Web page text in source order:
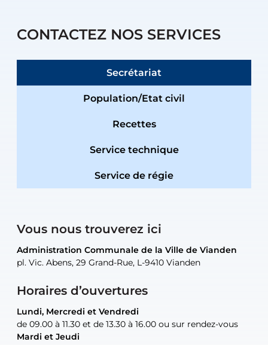
CONTACTEZ NOS SERVICES
Secrétariat
Population/Etat civil
Recettes
Service technique
Service de régie
Vous nous trouverez ici
Administration Communale de la Ville de Vianden
pl. Vic. Abens, 29 Grand-Rue, L-9410 Vianden
Horaires d’ouvertures
Lundi, Mercredi et Vendredi
de 09.00 à 11.30 et de 13.30 à 16.00 ou sur rendez-vous
Mardi et Jeudi
Administration Communale de la Ville de Vianden
pl. Vic. Abens, 29 Grand-Rue, L-9410 Vianden
Lundi, Mercredi et Vendredi
de 09.00 à 11.30 et de 13.30 à 16.00 ou sur rendez-vous
Mardi et Jeudi
Administration Communale de la Ville de Vianden
pl. Vic. Abens, 29 Grand-Rue, L-9410 Vianden
uniquement sur rendez-vous
Administration Communale de la Ville de Vianden
pl. Vic. Abens, 29 Grand-Rue, L-9410 Vianden
uniquement sur rendez-vous
Atelier Communal de la Ville de Vianden
30, rue Neugarten, L-9422 Vianden
uniquement sur rendez-vous